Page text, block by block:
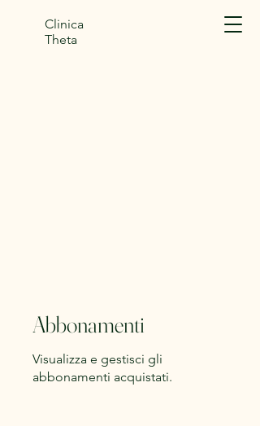
Clinica
Theta
Abbonamenti
Visualizza e gestisci gli
abbonamenti acquistati.